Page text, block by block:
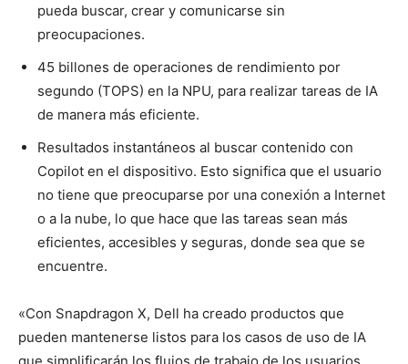
pueda buscar, crear y comunicarse sin
preocupaciones.
45 billones de operaciones de rendimiento por
segundo (TOPS) en la NPU, para realizar tareas de IA
de manera más eficiente.
Resultados instantáneos al buscar contenido con
Copilot en el dispositivo. Esto significa que el usuario
no tiene que preocuparse por una conexión a Internet
o a la nube, lo que hace que las tareas sean más
eficientes, accesibles y seguras, donde sea que se
encuentre.
«Con Snapdragon X, Dell ha creado productos que
pueden mantenerse listos para los casos de uso de IA
que simplificarán los flujos de trabajo de los usuarios.